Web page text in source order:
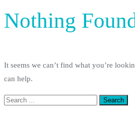
Nothing
It seems we can’t find what you’re
can help.